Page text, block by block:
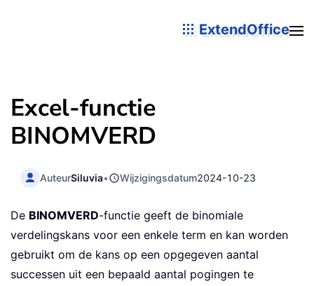
ExtendOffice
Excel-functie
BINOMVERD
AuteurSiluvia• Wijzigingsdatum2024-10-23
De BINOMVERD-functie geeft de binomiale
verdelingskans voor een enkele term en kan worden
gebruikt om de kans op een opgegeven aantal
successen uit een bepaald aantal pogingen te